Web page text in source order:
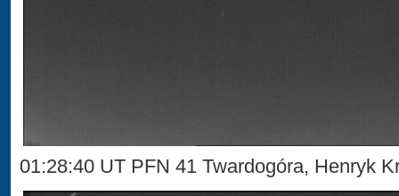
01:28:40 UT PFN 41 Twardogóra, Henryk